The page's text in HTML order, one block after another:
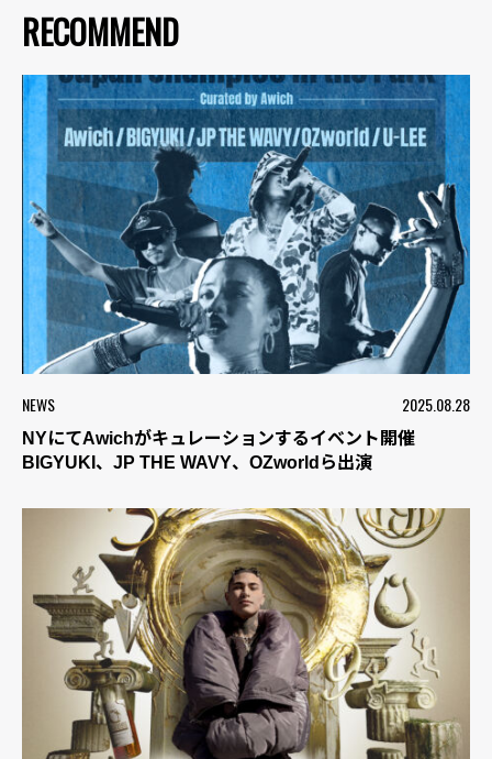
RECOMMEND
NEWS 2025.08.28
NYにてAwichがキュレーションするイベント開催
BIGYUKI、JP THE WAVY、OZworldら出演